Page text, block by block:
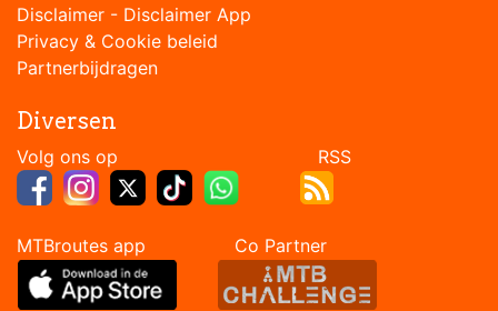
Disclaimer - Disclaimer App
Privacy & Cookie beleid
Partnerbijdragen
Diversen
Volg ons op RSS
MTBroutes app Co Partner